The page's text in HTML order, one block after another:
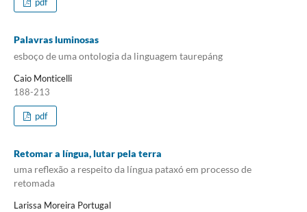
pdf
Palavras luminosas
esboço de uma ontologia da linguagem taurepáng
Caio Monticelli
188-213
pdf
Retomar a língua, lutar pela terra
uma reflexão a respeito da língua pataxó em processo de
retomada
Larissa Moreira Portugal